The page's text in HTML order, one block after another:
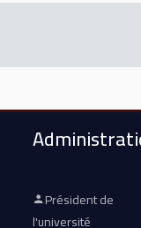
Président de
l'université